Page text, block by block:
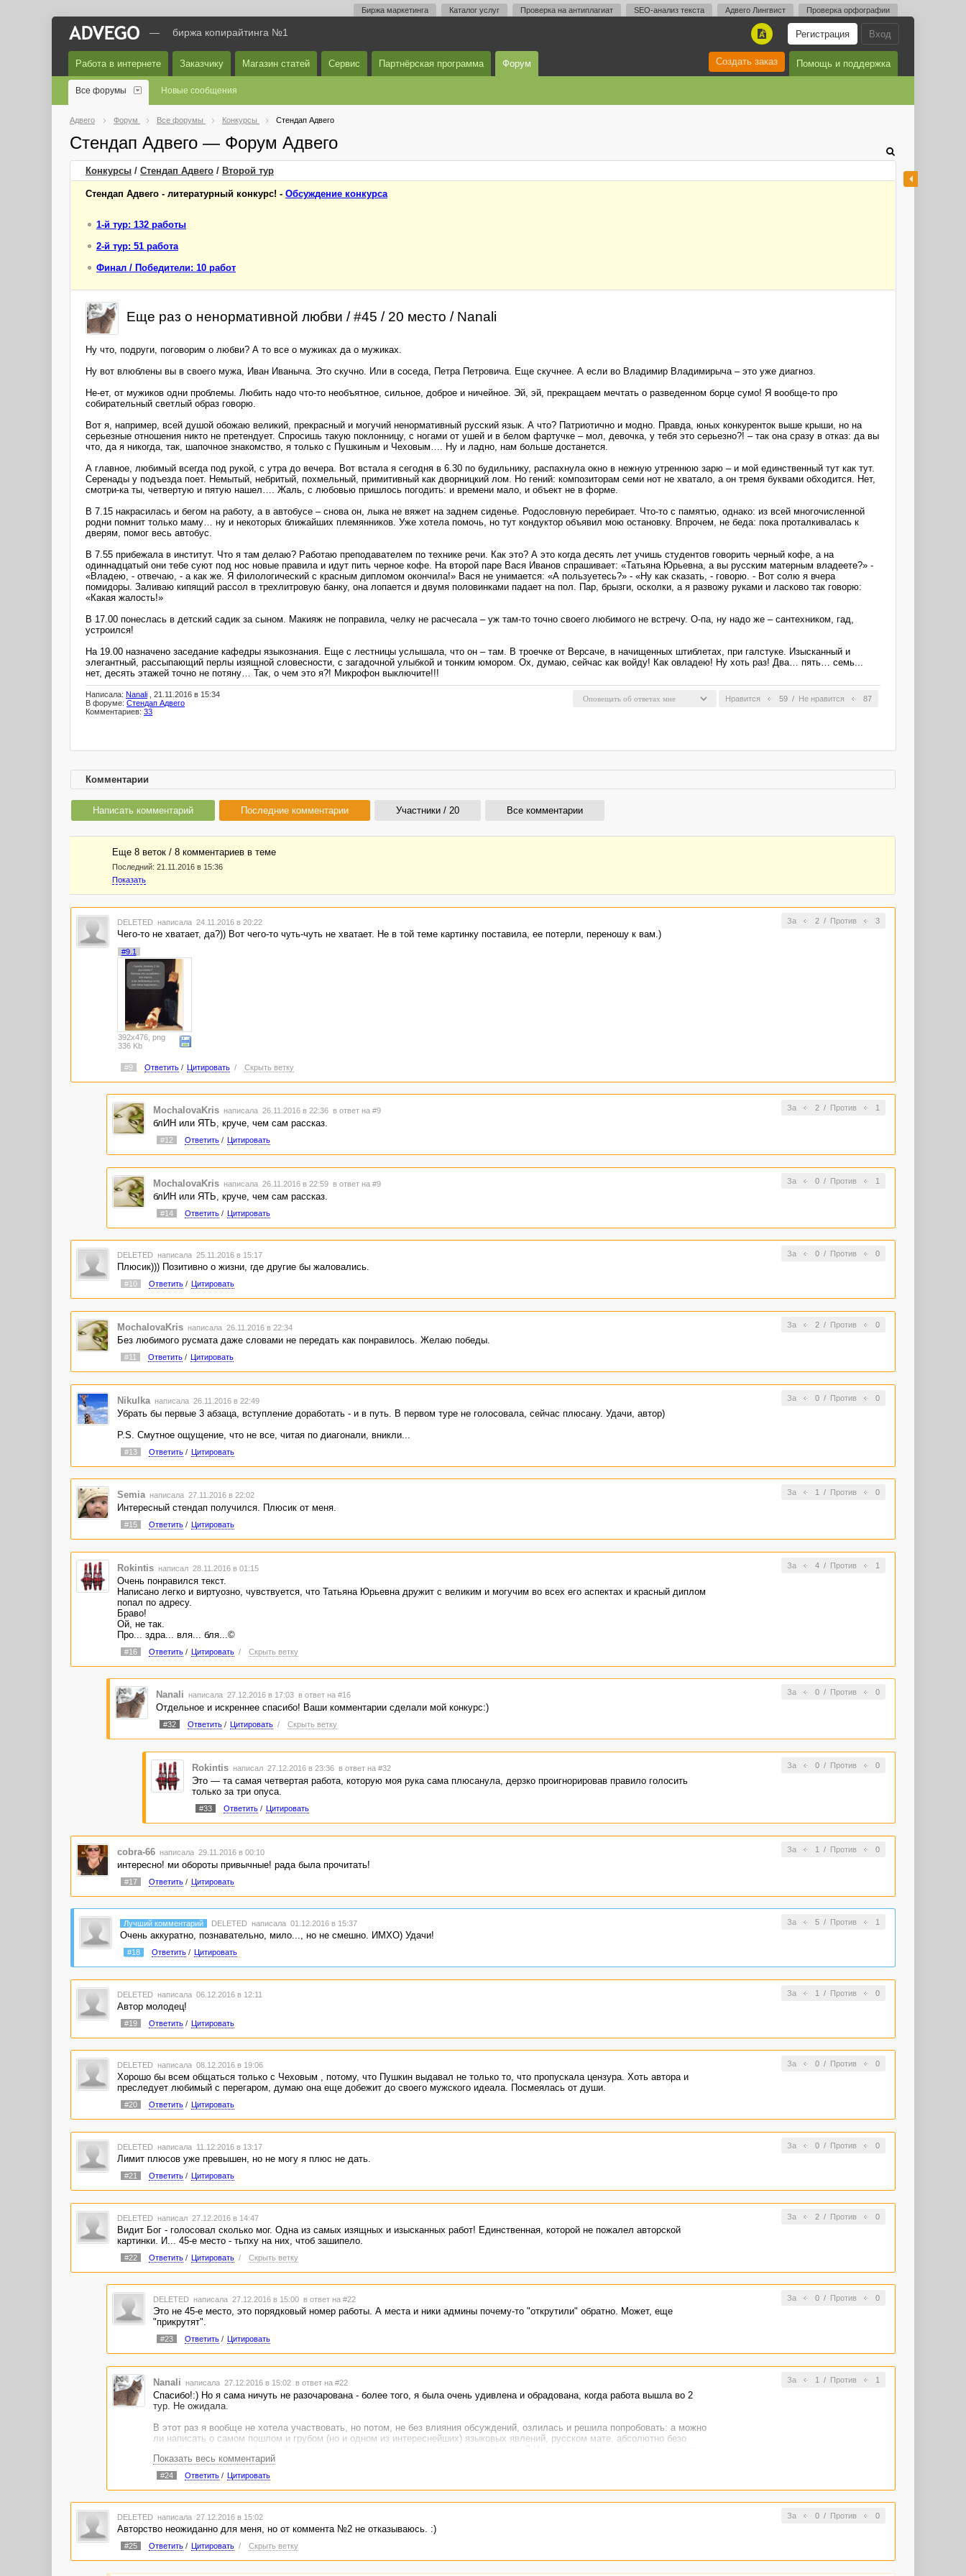
Биржа маркетинга Каталог услуг Проверка на антиплагиат SEO-анализ текста Адвего Лингвист Проверка орфографии
Вход
Регистрация
A
— биржа копирайтинга №1
Работа в интернете Заказчику Магазин статей Сервис Партнёрская программа Форум Помощь и поддержка
Создать заказ
Все форумы Новые сообщения
Адвего Форум Все форумы Конкурсы Стендап Адвего
Стендап Адвего — Форум Адвего
Конкурсы / Стендап Адвего / Второй тур
Стендап Адвего - литературный конкурс! - Обсуждение конкурса
1-й тур: 132 работы
2-й тур: 51 работа
Финал / Победители: 10 работ
Еще раз о ненормативной любви / #45 / 20 место / Nanali
Ну что, подруги, поговорим о любви? А то все о мужиках да о мужиках.
Ну вот влюблены вы в своего мужа, Иван Иваныча. Это скучно. Или в соседа, Петра Петровича. Еще скучнее. А если во Владимир Владимирыча – это уже диагноз.
Не-ет, от мужиков одни проблемы. Любить надо что-то необъятное, сильное, доброе и ничейное. Эй, эй, прекращаем мечтать о разведенном борце сумо! Я вообще-то про
собирательный светлый образ говорю.
Вот я, например, всей душой обожаю великий, прекрасный и могучий ненормативный русский язык. А что? Патриотично и модно. Правда, юных конкуренток выше крыши, но на
серьезные отношения никто не претендует. Спросишь такую поклонницу, с ногами от ушей и в белом фартучке – мол, девочка, у тебя это серьезно?! – так она сразу в отказ: да вы
что, да я никогда, так, шапочное знакомство, я только с Пушкиным и Чеховым…. Ну и ладно, нам больше достанется.
А главное, любимый всегда под рукой, с утра до вечера. Вот встала я сегодня в 6.30 по будильнику, распахнула окно в нежную утреннюю зарю – и мой единственный тут как тут.
Серенады у подъезда поет. Немытый, небритый, похмельный, примитивный как дворницкий лом. Но гений: композиторам семи нот не хватало, а он тремя буквами обходится. Нет,
смотри-ка ты, четвертую и пятую нашел…. Жаль, с любовью пришлось погодить: и времени мало, и объект не в форме.
В 7.15 накрасилась и бегом на работу, а в автобусе – снова он, лыка не вяжет на заднем сиденье. Родословную перебирает. Что-то с памятью, однако: из всей многочисленной
родни помнит только маму… ну и некоторых ближайших племянников. Уже хотела помочь, но тут кондуктор объявил мою остановку. Впрочем, не беда: пока проталкивалась к
дверям, помог весь автобус.
В 7.55 прибежала в институт. Что я там делаю? Работаю преподавателем по технике речи. Как это? А это когда десять лет учишь студентов говорить черный кофе, а на
одиннадцатый они тебе суют под нос новые правила и идут пить черное кофе. На второй паре Вася Иванов спрашивает: «Татьяна Юрьевна, а вы русским матерным владеете?» -
«Владею, - отвечаю, - а как же. Я филологический с красным дипломом окончила!» Вася не унимается: «А пользуетесь?» - «Ну как сказать, - говорю. - Вот солю я вчера
помидоры. Заливаю кипящий рассол в трехлитровую банку, она лопается и двумя половинками падает на пол. Пар, брызги, осколки, а я развожу руками и ласково так говорю:
«Какая жалость!»
В 17.00 понеслась в детский садик за сыном. Макияж не поправила, челку не расчесала – уж там-то точно своего любимого не встречу. О-па, ну надо же – сантехником, гад,
устроился!
На 19.00 назначено заседание кафедры языкознания. Еще с лестницы услышала, что он – там. В троечке от Версаче, в начищенных штиблетах, при галстуке. Изысканный и
элегантный, рассыпающий перлы изящной словесности, с загадочной улыбкой и тонким юмором. Ох, думаю, сейчас как войду! Как овладею! Ну хоть раз! Два… пять… семь...
нет, десять этажей точно не потяну… Так, о чем это я?! Микрофон выключите!!!
Нравится 59 / Не нравится 87
Написала: Nanali , 21.11.2016 в 15:34
В форуме: Стендап Адвего
Комментариев: 33
Комментарии
Написать комментарий Последние комментарии Участники / 20 Все комментарии
Еще 8 веток / 8 комментариев в темe
Последний: 21.11.2016 в 15:36
Показать
За 2/ Против 3
DELETED написала 24.11.2016 в 20:22
Чего-то не хватает, да?)) Вот чего-то чуть-чуть не хватает. Не в той теме картинку поставила, ее потерли, переношу к вам.)
#9.1
392x476, png
336 Kb
#9 Ответить/ Цитировать / Скрыть ветку
За 2/ Против 1
MochalovaKris написала 26.11.2016 в 22:36 в ответ на #9
блИН или ЯТЬ, круче, чем сам рассказ.
#12 Ответить/ Цитировать
За 0/ Против 1
MochalovaKris написала 26.11.2016 в 22:59 в ответ на #9
блИН или ЯТЬ, круче, чем сам рассказ.
#14 Ответить/ Цитировать
За 0/ Против 0
DELETED написала 25.11.2016 в 15:17
Плюсик))) Позитивно о жизни, где другие бы жаловались.
#10 Ответить/ Цитировать
За 2/ Против 0
MochalovaKris написала 26.11.2016 в 22:34
Без любимого русмата даже словами не передать как понравилось. Желаю победы.
#11 Ответить/ Цитировать
За 0/ Против 0
Nikulka написала 26.11.2016 в 22:49
Убрать бы первые 3 абзаца, вступление доработать - и в путь. В первом туре не голосовала, сейчас плюсану. Удачи, автор)
P.S. Смутное ощущение, что не все, читая по диагонали, вникли...
#13 Ответить/ Цитировать
За 1 / Против 0
Semia написала 27.11.2016 в 22:02
Интересный стендап получился. Плюсик от меня.
#15 Ответить/ Цитировать
За 4/ Против 1
Rokintis написал 28.11.2016 в 01:15
Очень понравился текст.
Написано легко и виртуозно, чувствуется, что Татьяна Юрьевна дружит с великим и могучим во всех его аспектах и красный диплом
попал по адресу.
Браво!
Ой, не так.
Про... здра... вля... бля...©
#16 Ответить/ Цитировать / Скрыть ветку
За 0/ Против 0
Nanali написала 27.12.2016 в 17:03 в ответ на #16
Отдельное и искреннее спасибо! Ваши комментарии сделали мой конкурс:)
#32 Ответить/ Цитировать / Скрыть ветку
За 0/ Против 0
Rokintis написал 27.12.2016 в 23:36 в ответ на #32
Это — та самая четвертая работа, которую моя рука сама плюсанула, дерзко проигнорировав правило голосить
только за три опуса.
#33 Ответить/ Цитировать
За 1 / Против 0
cobra-66 написала 29.11.2016 в 00:10
интересно! ми обороты привычные! рада была прочитать!
#17 Ответить/ Цитировать
За 5/ Против 1
Лучший комментарий DELETED написала 01.12.2016 в 15:37
Очень аккуратно, познавательно, мило..., но не смешно. ИМХО) Удачи!
#18 Ответить/ Цитировать
За 1 / Против 0
DELETED написала 06.12.2016 в 12:11
Автор молодец!
#19 Ответить/ Цитировать
За 0/ Против 0
DELETED написала 08.12.2016 в 19:06
Хорошо бы всем общаться только с Чеховым , потому, что Пушкин выдавал не только то, что пропускала цензура. Хоть автора и
преследует любимый с перегаром, думаю она еще добежит до своего мужского идеала. Посмеялась от души.
#20 Ответить/ Цитировать
За 0/ Против 0
DELETED написала 11.12.2016 в 13:17
Лимит плюсов уже превышен, но не могу я плюс не дать.
#21 Ответить/ Цитировать
За 2/ Против 0
DELETED написал 27.12.2016 в 14:47
Видит Бог - голосовал сколько мог. Одна из самых изящных и изысканных работ! Единственная, которой не пожалел авторской
картинки. И... 45-е место - тьпху на них, чтоб зашипело.
#22 Ответить/ Цитировать / Скрыть ветку
За 0/ Против 0
DELETED написала 27.12.2016 в 15:00 в ответ на #22
Это не 45-е место, это порядковый номер работы. А места и ники админы почему-то "открутили" обратно. Может, еще
"прикрутят".
#23 Ответить/ Цитировать
За 1 / Против 1
Nanali написала 27.12.2016 в 15:02 в ответ на #22
Спасибо!:) Но я сама ничуть не разочарована - более того, я была очень удивлена и обрадована, когда работа вышла во 2
тур. Не ожидала.
В этот раз я вообще не хотела участвовать, но потом, не без влияния обсуждений, озлилась и решила попробовать: а можно
ли написать о самом пошлом и грубом (но и одном из интереснейших) языковых явлений, русском мате, абсолютно безо
на стендап? Получилось же, блин! Так что я более чем довольна. И еще: конкретные мнения под работой для меня давно
стали важнее, чем место на конкурсе в целом.
Показать весь комментарий
#24 Ответить/ Цитировать
За 0/ Против 0
DELETED написала 27.12.2016 в 15:02
Авторство неожиданно для меня, но от коммента №2 не отказываюсь. :)
#25 Ответить/ Цитировать / Скрыть ветку